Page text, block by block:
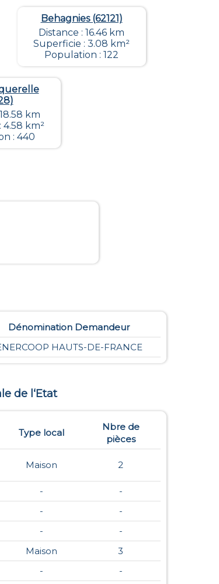
Behagnies (62121)
Distance : 16.46 km
Superficie : 3.08 km²
Population : 122
km
km²
: 440
Dénomination Demandeur
HAUTS-DE-FRANCE
de l‘Etat
Type local
Nbre de
pièces
Maison 2
-
-
-
-
-
-
Maison
3
- -